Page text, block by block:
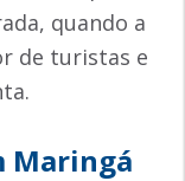
quando a
de turistas e
Maringá